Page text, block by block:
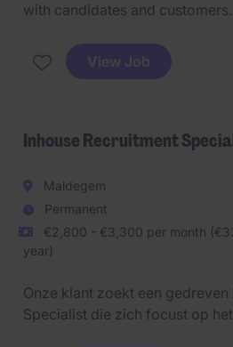
with candidates and customers.
View Job
Inhouse Recruitment
Maldegem
Permanent
€2,800 - €3,300 per month
year)
Onze klant zoekt een
Specialist die zich focust op